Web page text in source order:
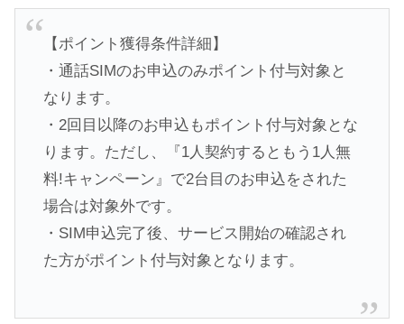
【ポイント獲得条件詳細】
・通話SIMのお申込のみポイント付与対象と
なります。
・2回目以降のお申込もポイント付与対象とな
ります。ただし、『1人契約するともう1人無
料!キャンペーン』で2台目のお申込をされた
場合は対象外です。
・SIM申込完了後、サービス開始の確認され
た方がポイント付与対象となります。